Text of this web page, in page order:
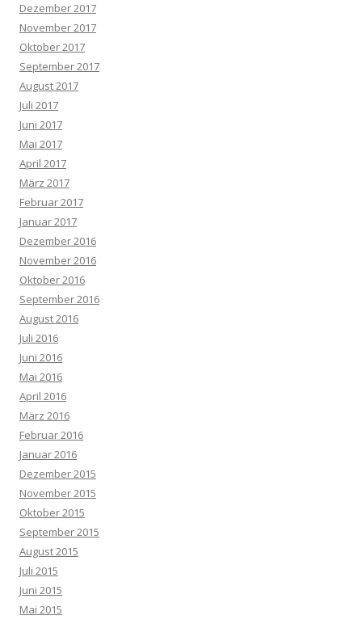
Dezember 2017
November 2017
Oktober 2017
September 2017
August 2017
Juli 2017
Juni 2017
Mai 2017
April 2017
März 2017
Februar 2017
Januar 2017
Dezember 2016
November 2016
Oktober 2016
September 2016
August 2016
Juli 2016
Juni 2016
Mai 2016
April 2016
März 2016
Februar 2016
Januar 2016
Dezember 2015
November 2015
Oktober 2015
September 2015
August 2015
Juli 2015
Juni 2015
Mai 2015